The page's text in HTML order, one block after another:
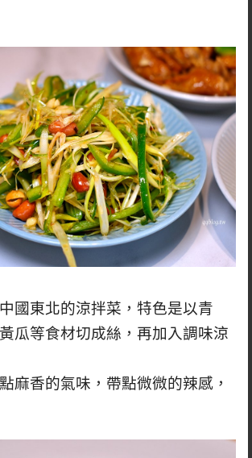
國東北的涼拌菜，特色是以青
瓜等食材切成絲，再加入調味涼
麻香的氣味，帶點微微的辣感，